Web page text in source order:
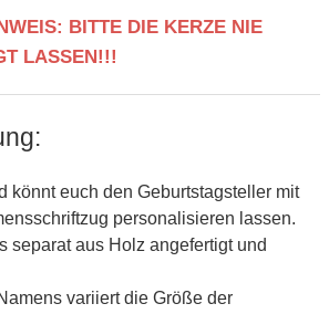
BITTE DIE KERZE NIE
LASSEN!!!
könnt euch den Geburtstagsteller mit
personalisieren lassen.
separat aus Holz angefertigt und
variiert die Größe der